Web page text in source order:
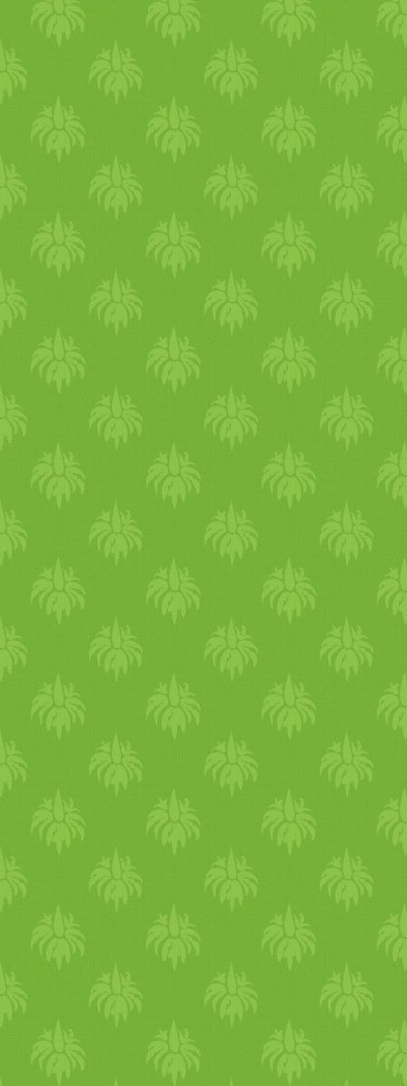
kávéskanál sütőpor 1
kávéskanál szódabikarbóna
dl olaj 12 dkg cukor 2 dl
joghurt fél narancs lereszelt
héja 10 dkg durvára vágott
dió 20 dkg reszelt sárgarépa
A krémhez: 25 dkg
mascarpone egy evőkanál
narancslé 3 ek porcukor A
lisztben elkeverjük a sót, a
fahéjat, a sütőport és a
szódabikarbónát. A
összekeverjük az olajjal és a
szódabikarbónával, majd
hozzáadjuk a reszelt répát és
a narancshéjat. A joghurtos
keveréket a liszthez öntjük,
beleszórjuk a diót, és az
egészet néhány mozdulattal
összedolgozzuk. A masszát
muffinformába kanalazzuk,
majd előmelegített sütőbe